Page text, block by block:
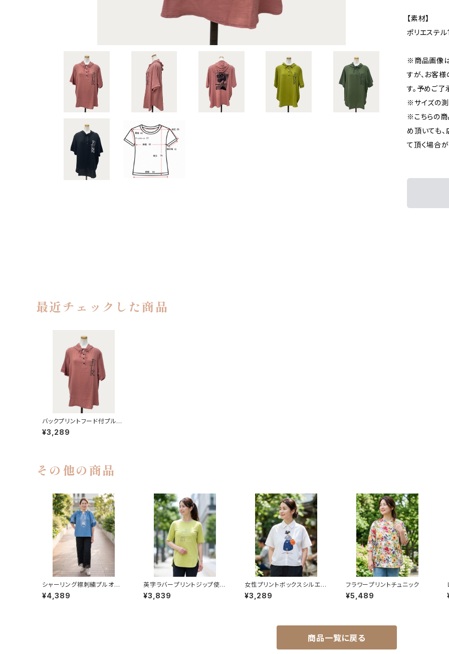
【素材】
ポリエステ
※商品画像
すが、お客
す。予めご了
※サイズの
※こちらの商
め頂いても
て頂く場合
最近チェックした商品
バックプリントフード付プルオ
ーバー
¥3,289
その他の商品
シャーリング襟刺繍プルオー
バー
¥4,389
英字ラバープリントジップ使い
チュニック
¥3,839
女性プリントボックスシルエッ
トブラウス
¥3,289
フラワープリントチュニック
¥5,489
商品一覧に戻る